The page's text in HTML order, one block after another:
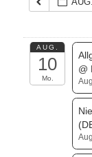
AUG.
10
Mo.
@